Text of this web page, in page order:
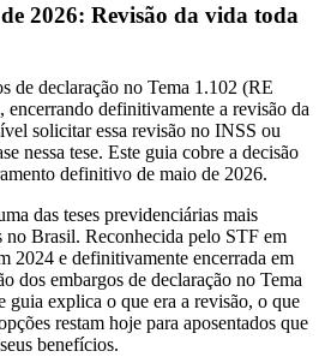
2026: Revisão da vida toda
de declaração no Tema 1.102 (RE
, encerrando definitivamente a revisão da
solicitar essa revisão no INSS ou
nessa tese. Este guia cobre a decisão
definitivo de maio de 2026.
das teses previdenciárias mais
no Brasil. Reconhecida pelo STF em
2024 e definitivamente encerrada em
dos embargos de declaração no Tema
guia explica o que era a revisão, o que
restam hoje para aposentados que
benefícios.